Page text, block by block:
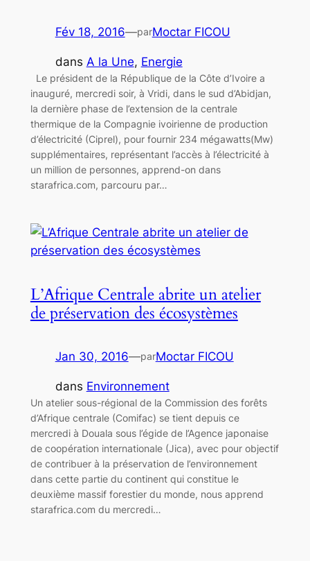
Fév 18, 2016—parMoctar FICOU
dans A la Une, Energie
Le président de la République de la Côte d’Ivoire a
inauguré, mercredi soir, à Vridi, dans le sud d’Abidjan,
la dernière phase de l’extension de la centrale
thermique de la Compagnie ivoirienne de production
d’électricité (Ciprel), pour fournir 234 mégawatts(Mw)
supplémentaires, représentant l’accès à l’électricité à
un million de personnes, apprend-on dans
starafrica.com, parcouru par…
L’Afrique Centrale abrite un atelier
de préservation des écosystèmes
Jan 30, 2016—parMoctar FICOU
dans Environnement
Un atelier sous-régional de la Commission des forêts
d’Afrique centrale (Comifac) se tient depuis ce
mercredi à Douala sous l’égide de l’Agence japonaise
de coopération internationale (Jica), avec pour objectif
de contribuer à la préservation de l’environnement
dans cette partie du continent qui constitue le
deuxième massif forestier du monde, nous apprend
starafrica.com du mercredi…